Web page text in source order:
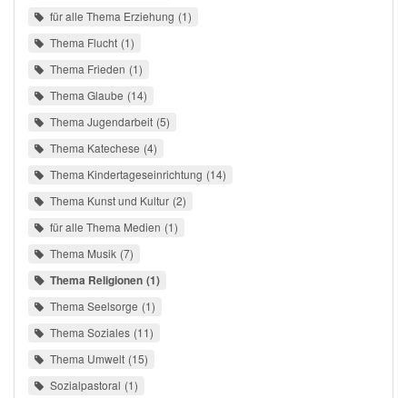
für alle Thema Erziehung 1
Thema Flucht 1
Thema Frieden 1
Thema Glaube 14
Thema Jugendarbeit 5
Thema Katechese 4
Thema Kindertageseinrichtung 14
Thema Kunst und Kultur 2
für alle Thema Medien 1
Thema Musik 7
Thema Religionen 1
Thema Seelsorge 1
Thema Soziales 11
Thema Umwelt 15
Sozialpastoral 1